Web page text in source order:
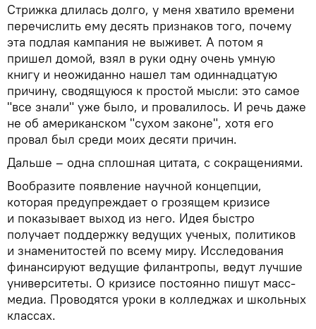
Стрижка длилась долго, у меня хватило времени
перечислить ему десять признаков того, почему
эта подлая кампания не выживет. А потом я
пришел домой, взял в руки одну очень умную
книгу и неожиданно нашел там одиннадцатую
причину, сводящуюся к простой мысли: это самое
"все знали" уже было, и провалилось. И речь даже
не об американском "сухом законе", хотя его
провал был среди моих десяти причин.
Дальше – одна сплошная цитата, с сокращениями.
Вообразите появление научной концепции,
которая предупреждает о грозящем кризисе
и показывает выход из него. Идея быстро
получает поддержку ведущих ученых, политиков
и знаменитостей по всему миру. Исследования
финансируют ведущие филантропы, ведут лучшие
университеты. О кризисе постоянно пишут масс-
медиа. Проводятся уроки в колледжах и школьных
классах.